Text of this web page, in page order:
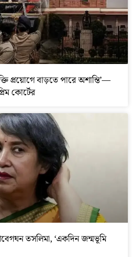
প্রয়োগে বাড়তে পারে অশান্তি’—
কোর্টের
তসলিমা, ‘একদিন জন্মভূমি